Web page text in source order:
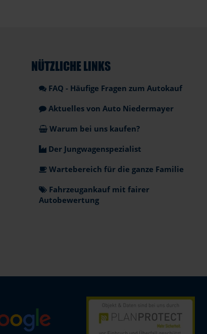
NÜTZLICHE LINKS
FAQ - Häufige Fragen zum Autokauf
Aktuelles von Auto Niedermayer
Warum bei uns kaufen?
Der Jungwagenspezialist
Wartebereich für die ganze Familie
Fahrzeugankauf mit fairer
Autobewertung